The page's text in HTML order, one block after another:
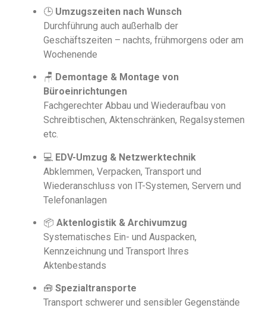
🕒 Umzugszeiten nach Wunsch
Durchführung auch außerhalb der
Geschäftszeiten – nachts, frühmorgens oder am
Wochenende
🪑 Demontage & Montage von
Büroeinrichtungen
Fachgerechter Abbau und Wiederaufbau von
Schreibtischen, Aktenschränken, Regalsystemen
etc.
💻 EDV-Umzug & Netzwerktechnik
Abklemmen, Verpacken, Transport und
Wiederanschluss von IT-Systemen, Servern und
Telefonanlagen
📦 Aktenlogistik & Archivumzug
Systematisches Ein- und Auspacken,
Kennzeichnung und Transport Ihres
Aktenbestands
🧰 Spezialtransporte
Transport schwerer und sensibler Gegenstände